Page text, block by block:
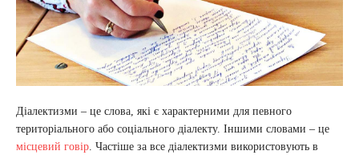
Діалектизми – це слова, які є характерними для певного
територіального або соціального діалекту. Іншими словами – це
місцевий говір . Частіше за все діалектизми використовують в